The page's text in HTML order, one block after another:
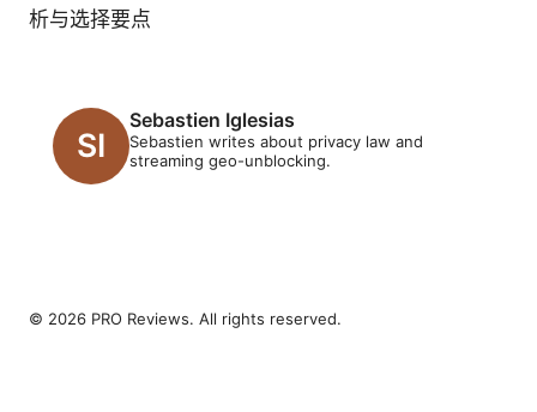
析与选择要点
Sebastien Iglesias
Sebastien writes about privacy law and
streaming geo-unblocking.
© 2026 PRO Reviews. All rights reserved.